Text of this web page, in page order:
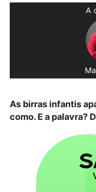
A
As birras infantis
como. E a palavra?